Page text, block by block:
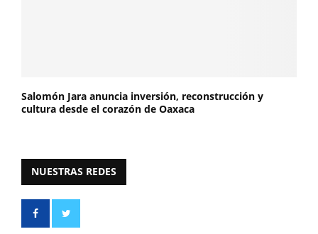
Salomón Jara anuncia inversión, reconstrucción y
cultura desde el corazón de Oaxaca
NUESTRAS REDES